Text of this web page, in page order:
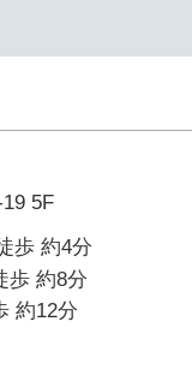
5F
歩 約4分
歩 約8分
約12分